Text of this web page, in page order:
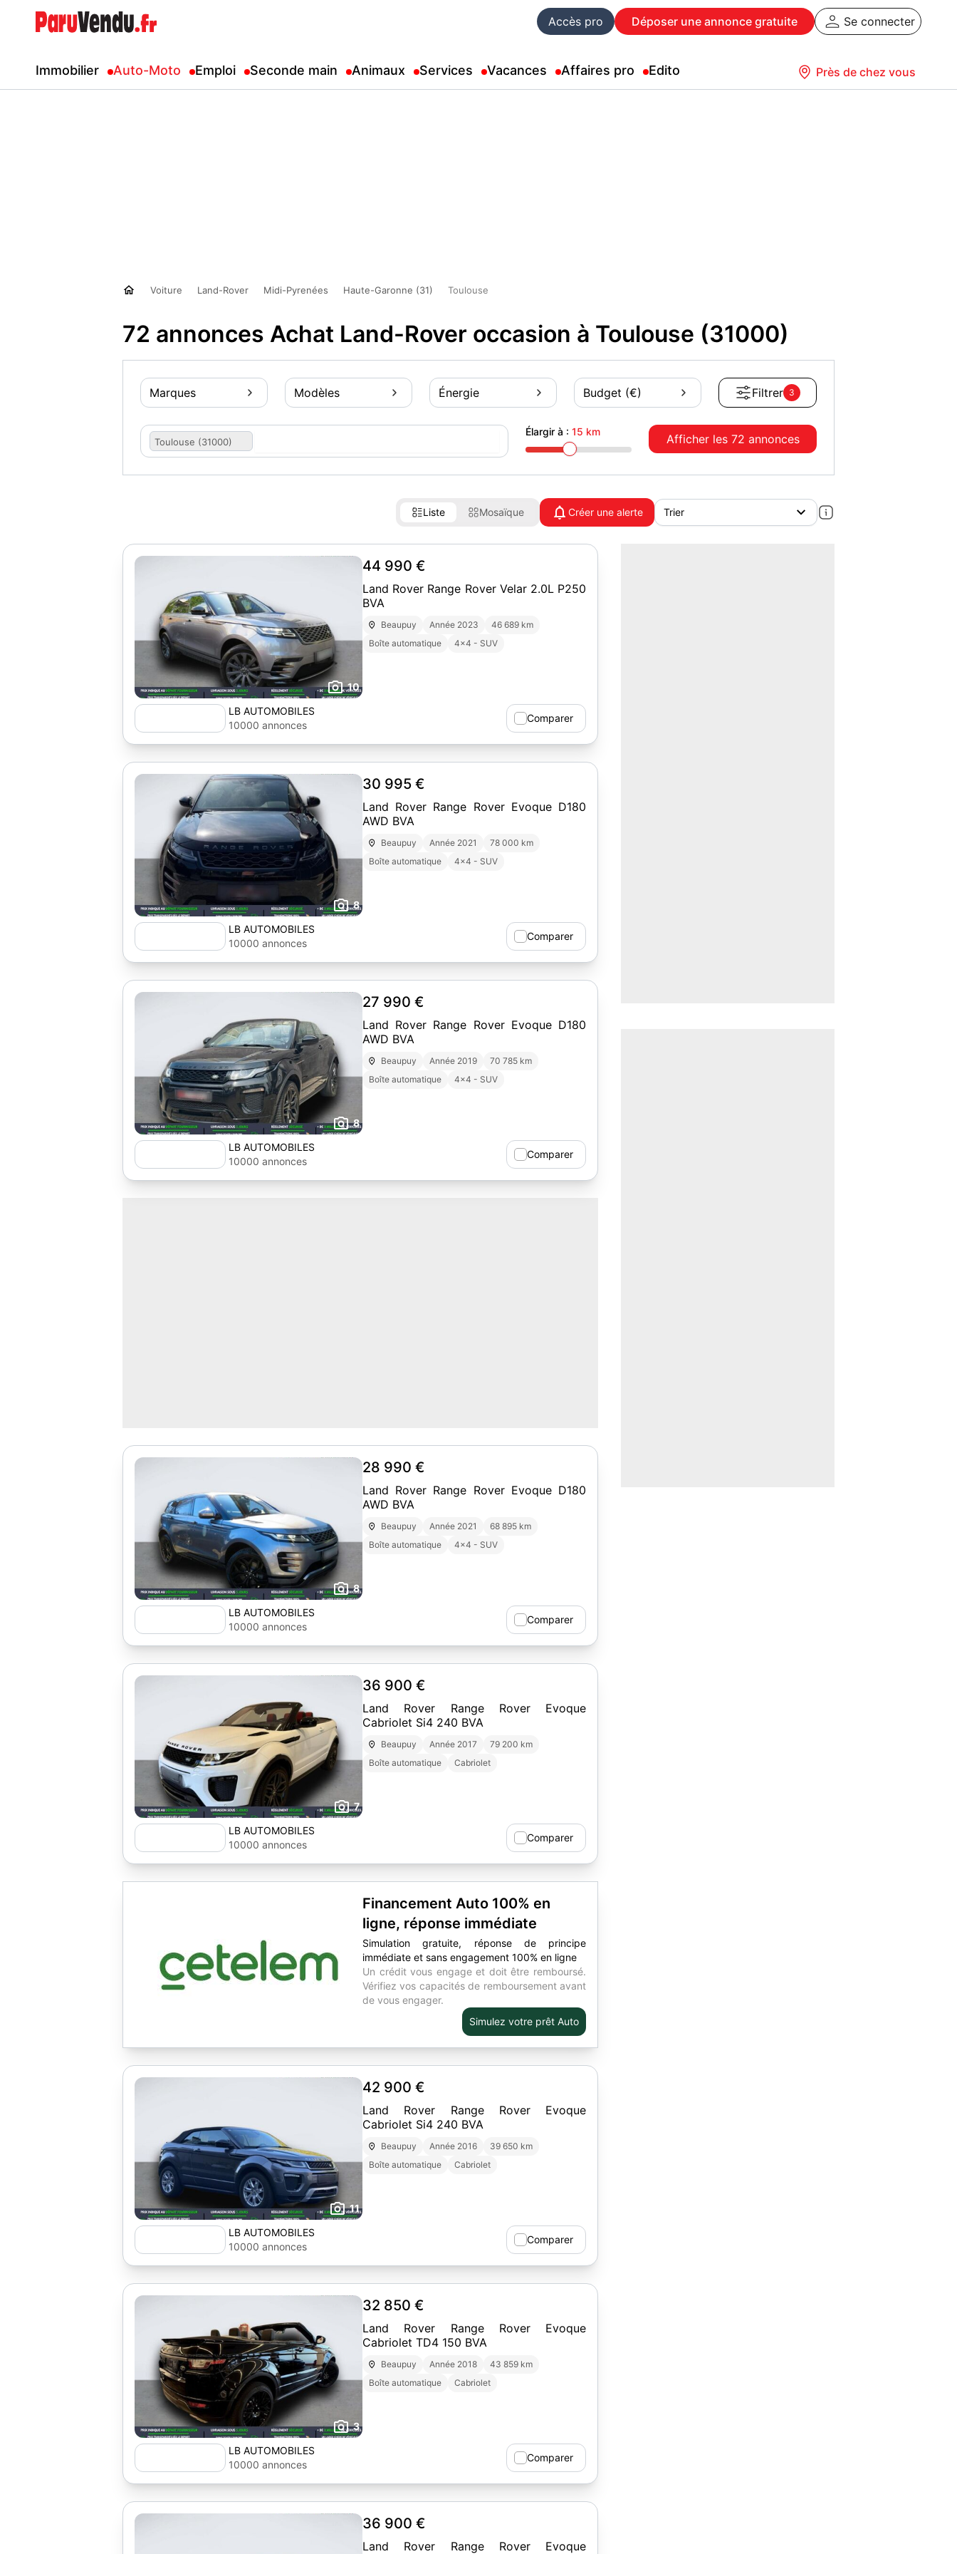
Accès pro Déposer une annonce gratuite Se connecter
Immobilier Auto-Moto Emploi Seconde main Animaux Services Vacances Affaires pro Edito Près de chez vous
Voiture Land-Rover Midi-Pyrenées Haute-Garonne (31) Toulouse
72 annonces Achat Land-Rover occasion à Toulouse (31000)
Marques Modèles Énergie Budget (€) Filtrer 3
Toulouse (31000)
Élargir à :15 km
Afficher les 72 annonces
Liste Mosaïque Créer une alerte
10
44 990 €
Land Rover Range Rover Velar 2.0L P250
BVA
Beaupuy Année 2023
46 689 km
Boîte automatique
4x4 - SUV
LB AUTOMOBILES
10000 annonces
Comparer
8
30 995 €
Land Rover Range Rover Evoque D180
AWD BVA
Beaupuy Année 2021
78 000 km
Boîte automatique
4x4 - SUV
LB AUTOMOBILES
10000 annonces
Comparer
8
27 990 €
Land Rover Range Rover Evoque D180
AWD BVA
Beaupuy Année 2019
70 785 km
Boîte automatique
4x4 - SUV
LB AUTOMOBILES
10000 annonces
Comparer
8
28 990 €
Land Rover Range Rover Evoque D180
AWD BVA
Beaupuy Année 2021
68 895 km
Boîte automatique
4x4 - SUV
LB AUTOMOBILES
10000 annonces
Comparer
7
36 900 €
Land Rover Range Rover Evoque
Cabriolet Si4 240 BVA
Beaupuy Année 2017
79 200 km
Boîte automatique
Cabriolet
LB AUTOMOBILES
10000 annonces
Comparer
Financement Auto 100% en
ligne, réponse immédiate
Simulation gratuite, réponse de principe
immédiate et sans engagement 100% en ligne
Un crédit vous engage et doit être remboursé.
Vérifiez vos capacités de remboursement avant
de vous engager.
Simulez votre prêt Auto
11
42 900 €
Land Rover Range Rover Evoque
Cabriolet Si4 240 BVA
Beaupuy Année 2016
39 650 km
Boîte automatique
Cabriolet
LB AUTOMOBILES
10000 annonces
Comparer
3
32 850 €
Land Rover Range Rover Evoque
Cabriolet TD4 150 BVA
Beaupuy Année 2018
43 859 km
Boîte automatique
Cabriolet
LB AUTOMOBILES
10000 annonces
Comparer
36 900 €
Land Rover Range Rover Evoque